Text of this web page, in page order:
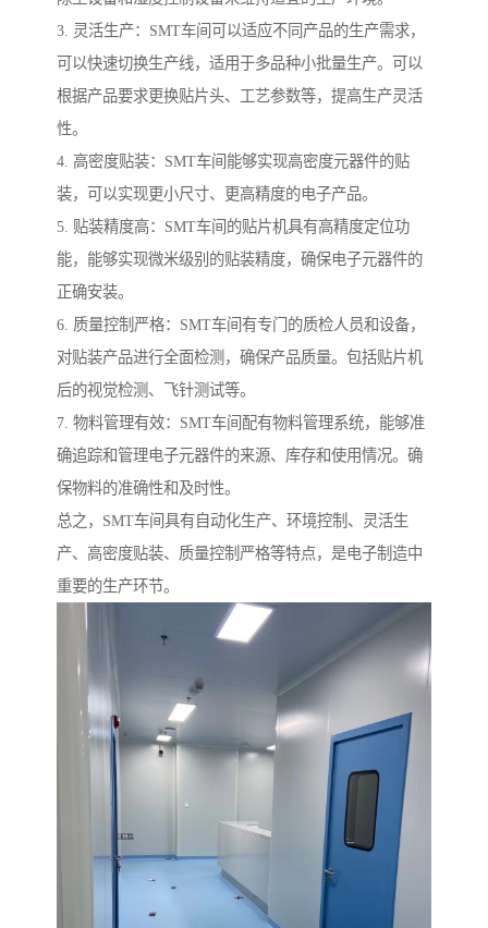
3. 灵活生产：SMT车间可以适应不同产品的生产需求，
可以快速切换生产线，适用于多品种小批量生产。可以
根据产品要求更换贴片头、工艺参数等，提高生产灵活
性。
4. 高密度贴装：SMT车间能够实现高密度元器件的贴
装，可以实现更小尺寸、更高精度的电子产品。
5. 贴装精度高：SMT车间的贴片机具有高精度定位功
能，能够实现微米级别的贴装精度，确保电子元器件的
正确安装。
6. 质量控制严格：SMT车间有专门的质检人员和设备，
对贴装产品进行全面检测，确保产品质量。包括贴片机
后的视觉检测、飞针测试等。
7. 物料管理有效：SMT车间配有物料管理系统，能够准
确追踪和管理电子元器件的来源、库存和使用情况。确
保物料的准确性和及时性。
总之，SMT车间具有自动化生产、环境控制、灵活生
产、高密度贴装、质量控制严格等特点，是电子制造中
重要的生产环节。